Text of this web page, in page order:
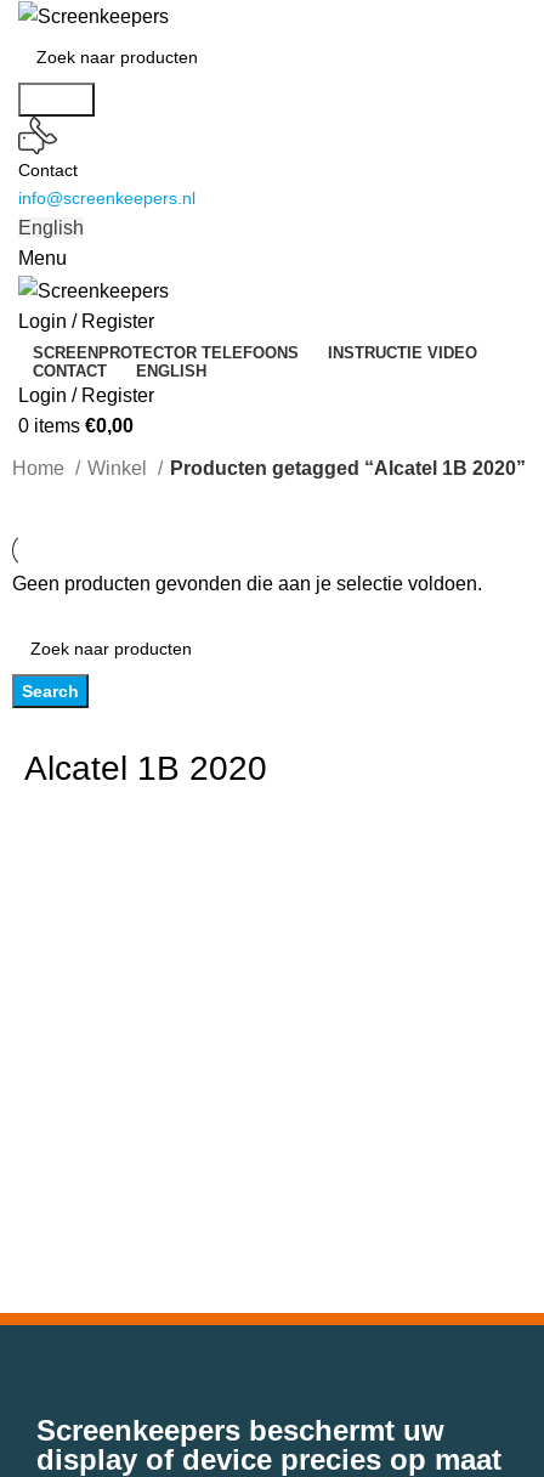
Contact
info@screenkeepers.nl
English
Menu
Login / Register
SCREENPROTECTOR TELEFOONS
INSTRUCTIE VIDEO
CONTACT
ENGLISH
Login / Register
0 items €0,00
Home Winkel Producten getagged “Alcatel 1B 2020”
Geen producten gevonden die aan je selectie voldoen.
Search
Alcatel 1B 2020
Screenkeepers beschermt uw
display of device precies op maat